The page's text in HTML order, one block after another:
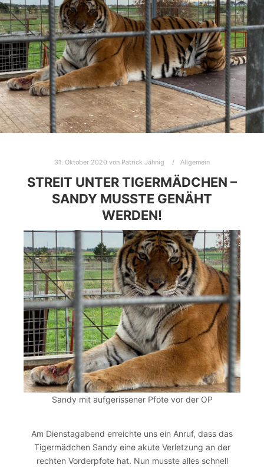
31. Oktober 2020 von Patrick Jähnig Allgemein
STREIT UNTER TIGERMÄDCHEN –
SANDY MUSSTE GENÄHT
WERDEN!
Sandy mit aufgerissener Pfote vor der OP
Am Dienstagabend erreichte uns ein Anruf, dass das
Tigermädchen Sandy eine akute Verletzung an der
rechten Vorderpfote hat. Nun musste alles schnell